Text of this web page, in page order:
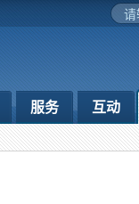
服务 互动